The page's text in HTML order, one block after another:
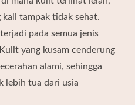
kali tampak tidak sehat.
pada semua jenis
yang kusam cenderung
alami, sehingga
lebih tua dari usia